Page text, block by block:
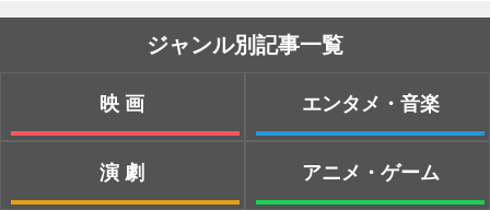
ジャンル別記事一覧
映画
演劇
エンタメ・音楽
アニメ・ゲーム